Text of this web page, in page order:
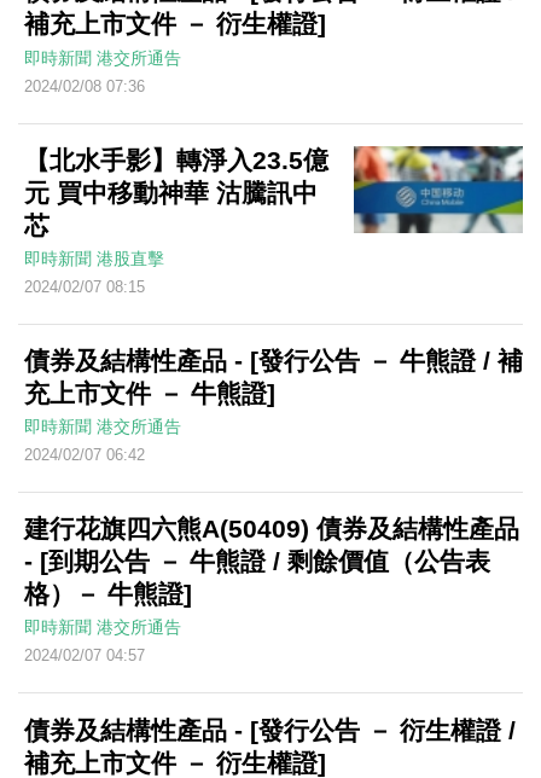
補充上市文件 － 衍生權證]
即時新聞 港交所通告
2024/02/08 07:36
【北水手影】轉淨入23.5億
元 買中移動神華 沽騰訊中
芯
即時新聞 港股直擊
2024/02/07 08:15
債券及結構性產品 - [發行公告 － 牛熊證 / 補
充上市文件 － 牛熊證]
即時新聞 港交所通告
2024/02/07 06:42
建行花旗四六熊A(50409) 債券及結構性產品
- [到期公告 － 牛熊證 / 剩餘價值（公告表
格）－ 牛熊證]
即時新聞 港交所通告
2024/02/07 04:57
債券及結構性產品 - [發行公告 － 衍生權證 /
補充上市文件 － 衍生權證]